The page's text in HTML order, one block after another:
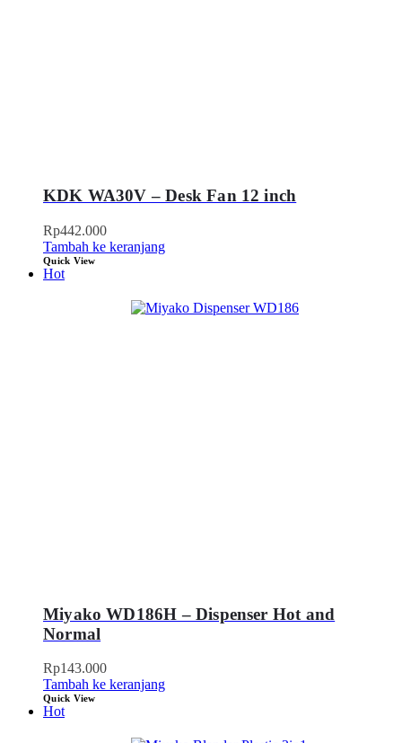
KDK WA30V – Desk Fan 12 inch
Rp442.000
Tambah ke keranjang
Quick View
Hot
Miyako WD186H – Dispenser Hot and
Normal
Rp143.000
Tambah ke keranjang
Quick View
Hot